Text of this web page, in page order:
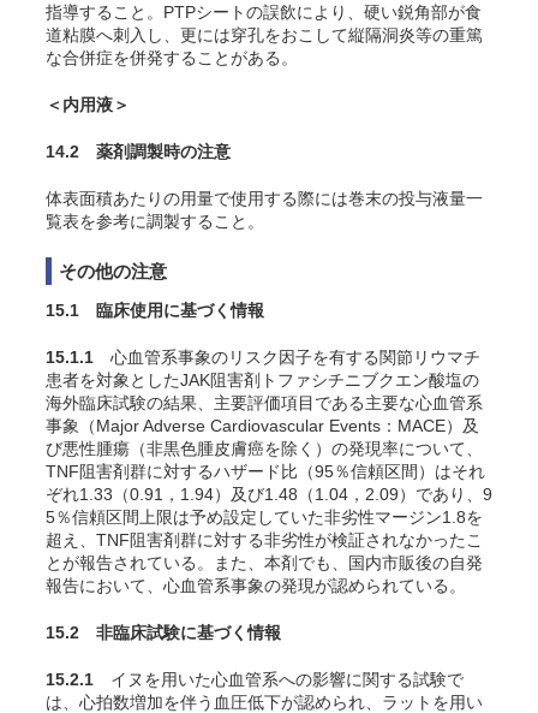
指導すること。PTPシートの誤飲により、硬い鋭角部が食
道粘膜へ刺入し、更には穿孔をおこして縦隔洞炎等の重篤
な合併症を併発することがある。
＜内用液＞
14.2 薬剤調製時の注意
体表面積あたりの用量で使用する際には巻末の投与液量一
覧表を参考に調製すること。
その他の注意
15.1 臨床使用に基づく情報
15.1.1 心血管系事象のリスク因子を有する関節リウマチ
患者を対象としたJAK阻害剤トファシチニブクエン酸塩の
海外臨床試験の結果、主要評価項目である主要な心血管系
事象（Major Adverse Cardiovascular Events：MACE）及
び悪性腫瘍（非黒色腫皮膚癌を除く）の発現率について、
TNF阻害剤群に対するハザード比（95％信頼区間）はそれ
ぞれ1.33（0.91，1.94）及び1.48（1.04，2.09）であり、9
5％信頼区間上限は予め設定していた非劣性マージン1.8を
超え、TNF阻害剤群に対する非劣性が検証されなかったこ
とが報告されている。また、本剤でも、国内市販後の自発
報告において、心血管系事象の発現が認められている。
15.2 非臨床試験に基づく情報
15.2.1 イヌを用いた心血管系への影響に関する試験で
は、心拍数増加を伴う血圧低下が認められ、ラットを用い